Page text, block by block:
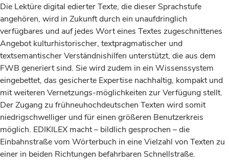
Die Lektüre digital edierter Texte, die dieser Sprachstufe
angehören, wird in Zukunft durch ein unaufdringlich
verfügbares und auf jedes Wort eines Textes zugeschnittenes
Angebot kulturhistorischer, textpragmatischer und
textsemantischer Verständnishilfen unterstützt, die aus dem
FWB generiert sind. Sie wird zudem in ein Wissenssystem
eingebettet, das gesicherte Expertise nachhaltig, kompakt und
mit weiteren Vernetzungs-möglichkeiten zur Verfügung stellt.
Der Zugang zu frühneuhochdeutschen Texten wird somit
niedrigschwelliger und für einen größeren Benutzerkreis
möglich. EDIKILEX macht – bildlich gesprochen – die
Einbahnstraße vom Wörterbuch in eine Vielzahl von Texten zu
einer in beiden Richtungen befahrbaren Schnellstraße.